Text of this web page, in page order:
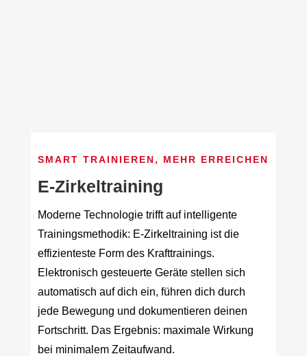
SMART TRAINIEREN, MEHR ERREICHEN
E-Zirkeltraining
Moderne Technologie trifft auf intelligente
Trainingsmethodik: E-Zirkeltraining ist die
effizienteste Form des Krafttrainings.
Elektronisch gesteuerte Geräte stellen sich
automatisch auf dich ein, führen dich durch
jede Bewegung und dokumentieren deinen
Fortschritt. Das Ergebnis: maximale Wirkung
bei minimalem Zeitaufwand.